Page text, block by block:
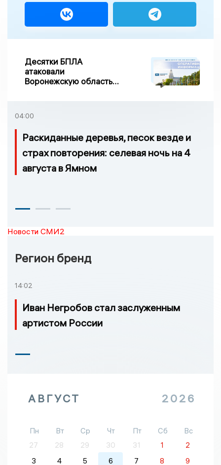
Десятки БПЛА
атаковали
Воронежскую область
04:00
Раскиданные деревья, песок везде и
страх повторения: селевая ночь на 4
августа в Ямном
Новости СМИ2
Регион бренд
14:02
Иван Негробов стал заслуженным
артистом России
АВГУСТ 2026
Пн Вт Ср Чт Пт Сб
Вс
27
28 29 30 31 1
2
3
4 5 6 7 8 9